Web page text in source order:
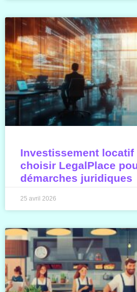
Investissement
choisir LegalPlace
démarches juridiques
25 avril 2026